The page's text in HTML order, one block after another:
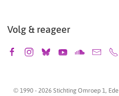
Volg & reageer
© 1990 - 2026 Stichting Omroep 1,